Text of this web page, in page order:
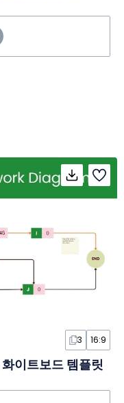
3 16:9
이트보드 템플릿